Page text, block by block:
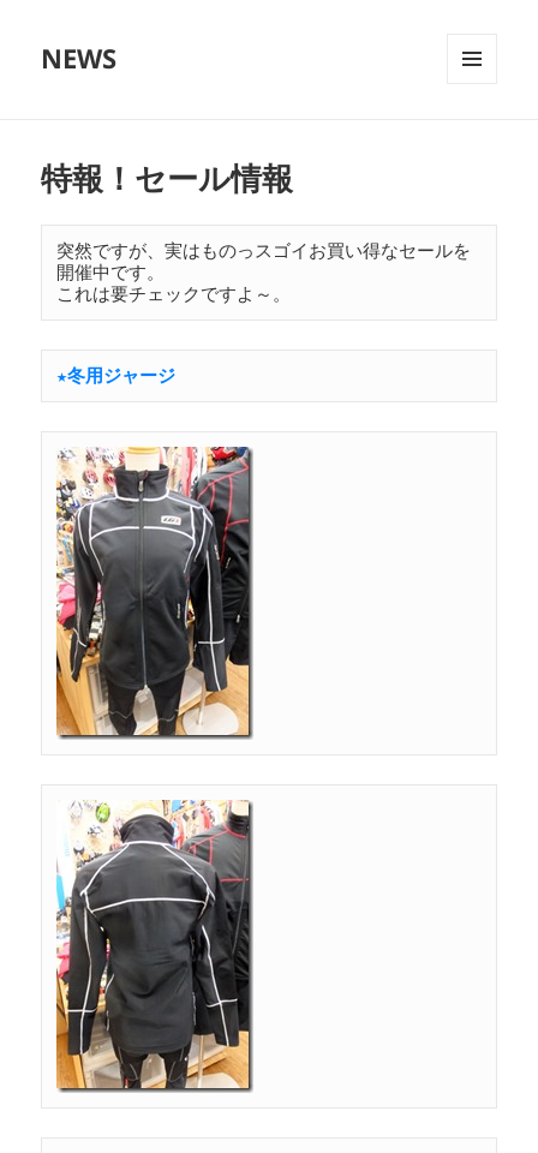
NEWS
特報！セール情報
突然ですが、実はものっスゴイお買い得なセールを
開催中です。
これは要チェックですよ～。
★冬用ジャージ